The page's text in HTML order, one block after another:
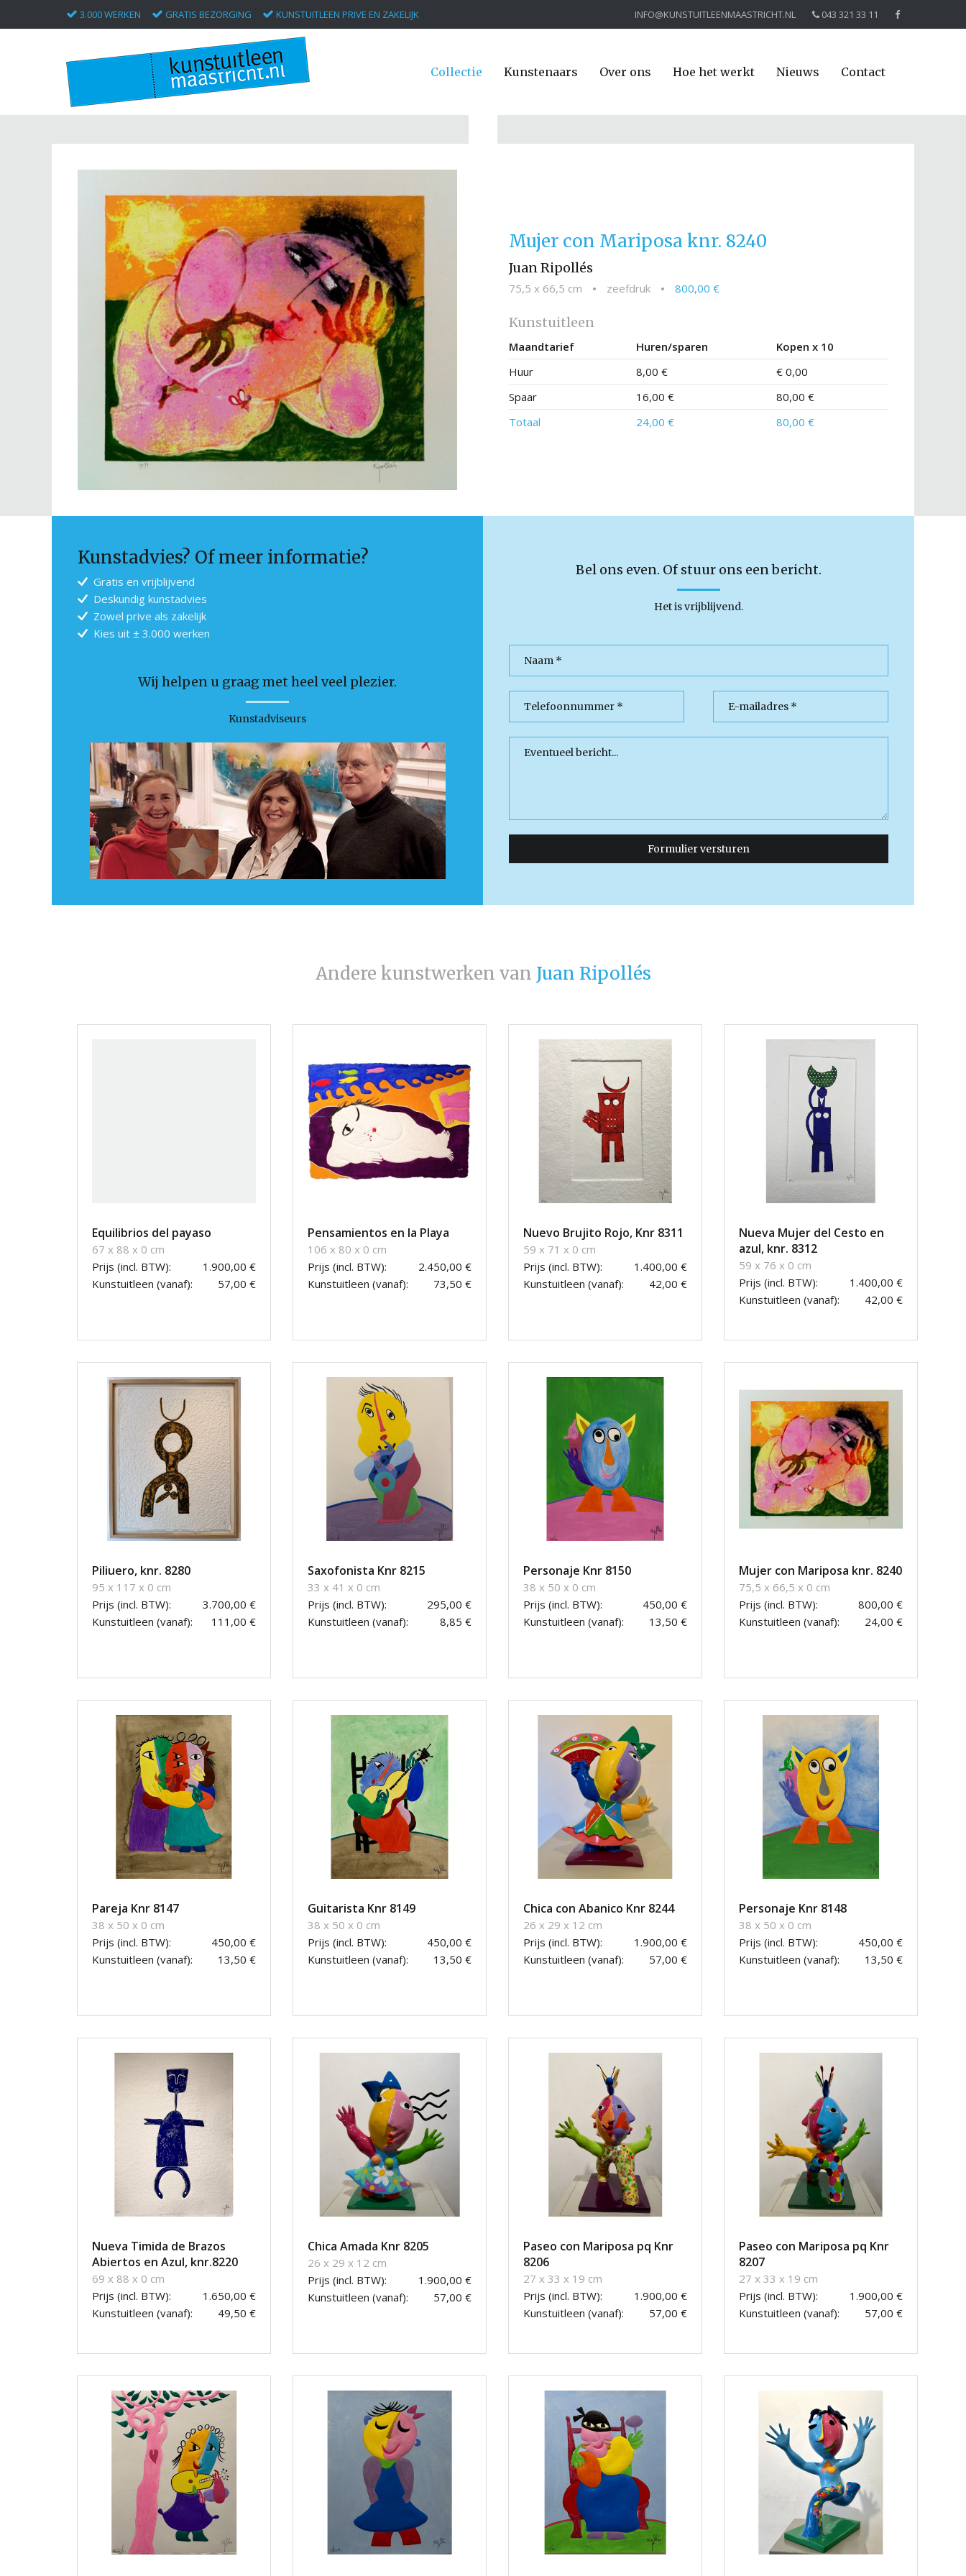
3.000 WERKEN GRATIS BEZORGING KUNSTUITLEEN PRIVE EN ZAKELIJK INFO@KUNSTUITLEENMAASTRICHT.NL 043 321 33 11
Collectie Kunstenaars Over ons Hoe het werkt Nieuws Contact
Mujer con Mariposa knr. 8240
Juan Ripollés
75,5 x 66,5 cm • zeefdruk • 800,00 €
Kunstuitleen
Maandtarief Huren/sparen
Kopen x 10
Huur
8,00 €
€ 0,00
Spaar
16,00 €
80,00 €
Totaal
24,00 € 80,00 €
Kunstadvies? Of meer informatie?
Gratis en vrijblijvend
Deskundig kunstadvies
Zowel prive als zakelijk
Kies uit ± 3.000 werken
Wij helpen u graag met heel veel plezier.
Kunstadviseurs
Bel ons even. Of stuur ons een bericht.
Het is vrijblijvend.
Andere kunstwerken van Juan Ripollés
Equilibrios del payaso
67 x 88 x 0 cm
Prijs (incl. BTW):
1.900,00 €
Kunstuitleen (vanaf):
57,00 €
Pensamientos en la Playa
106 x 80 x 0 cm
Prijs (incl. BTW):
2.450,00 €
Kunstuitleen (vanaf):
73,50 €
Nuevo Brujito Rojo, Knr 8311
59 x 71 x 0 cm
Prijs (incl. BTW):
1.400,00 €
Kunstuitleen (vanaf):
42,00 €
Nueva Mujer del Cesto en
azul, knr. 8312
59 x 76 x 0 cm
Prijs (incl. BTW):
1.400,00 €
Kunstuitleen (vanaf):
42,00 €
Piliuero, knr. 8280
95 x 117 x 0 cm
Prijs (incl. BTW):
3.700,00 €
Kunstuitleen (vanaf):
111,00 €
Saxofonista Knr 8215
33 x 41 x 0 cm
Prijs (incl. BTW):
295,00 €
Kunstuitleen (vanaf):
8,85 €
Personaje Knr 8150
38 x 50 x 0 cm
Prijs (incl. BTW):
450,00 €
Kunstuitleen (vanaf):
13,50 €
Mujer con Mariposa knr. 8240
75,5 x 66,5 x 0 cm
Prijs (incl. BTW):
800,00 €
Kunstuitleen (vanaf):
24,00 €
Pareja Knr 8147
38 x 50 x 0 cm
Prijs (incl. BTW):
450,00 €
Kunstuitleen (vanaf):
13,50 €
Guitarista Knr 8149
38 x 50 x 0 cm
Prijs (incl. BTW):
450,00 €
Kunstuitleen (vanaf):
13,50 €
Chica con Abanico Knr 8244
26 x 29 x 12 cm
Prijs (incl. BTW):
1.900,00 €
Kunstuitleen (vanaf):
57,00 €
Personaje Knr 8148
38 x 50 x 0 cm
Prijs (incl. BTW):
450,00 €
Kunstuitleen (vanaf):
13,50 €
Nueva Timida de Brazos
Abiertos en Azul, knr.8220
69 x 88 x 0 cm
Prijs (incl. BTW):
1.650,00 €
Kunstuitleen (vanaf):
49,50 €
Chica Amada Knr 8205
26 x 29 x 12 cm
Prijs (incl. BTW):
1.900,00 €
Kunstuitleen (vanaf):
57,00 €
Paseo con Mariposa pq Knr
8206
27 x 33 x 19 cm
Prijs (incl. BTW):
1.900,00 €
Kunstuitleen (vanaf):
57,00 €
Paseo con Mariposa pq Knr
8207
27 x 33 x 19 cm
Prijs (incl. BTW):
1.900,00 €
Kunstuitleen (vanaf):
57,00 €